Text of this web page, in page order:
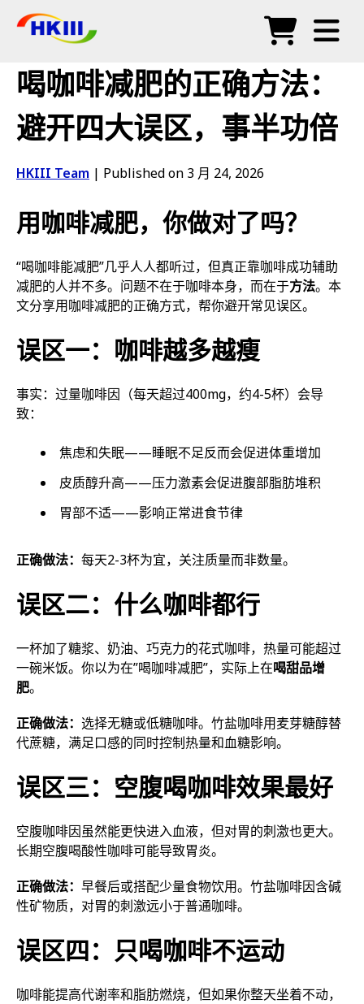
常见问题
博客
授权代理
商店
喝咖啡减肥的正确方法：
避开四大误区，事半功倍
HKIII Team | Published on 3 月 24, 2026
用咖啡减肥，你做对了吗？
“喝咖啡能减肥”几乎人人都听过，但真正靠咖啡成功辅助
减肥的人并不多。问题不在于咖啡本身，而在于方法。本
文分享用咖啡减肥的正确方式，帮你避开常见误区。
误区一：咖啡越多越瘦
事实：过量咖啡因（每天超过400mg，约4-5杯）会导
致：
焦虑和失眠——睡眠不足反而会促进体重增加
皮质醇升高——压力激素会促进腹部脂肪堆积
胃部不适——影响正常进食节律
正确做法： 每天2-3杯为宜，关注质量而非数量。
误区二：什么咖啡都行
一杯加了糖浆、奶油、巧克力的花式咖啡，热量可能超过
一碗米饭。你以为在”喝咖啡减肥”，实际上在喝甜品增
肥。
正确做法： 选择无糖或低糖咖啡。竹盐咖啡用麦芽糖醇替
代蔗糖，满足口感的同时控制热量和血糖影响。
误区三：空腹喝咖啡效果最好
空腹咖啡因虽然能更快进入血液，但对胃的刺激也更大。
长期空腹喝酸性咖啡可能导致胃炎。
正确做法： 早餐后或搭配少量食物饮用。竹盐咖啡因含碱
性矿物质，对胃的刺激远小于普通咖啡。
误区四：只喝咖啡不运动
咖啡能提高代谢率和脂肪燃烧，但如果你整天坐着不动，